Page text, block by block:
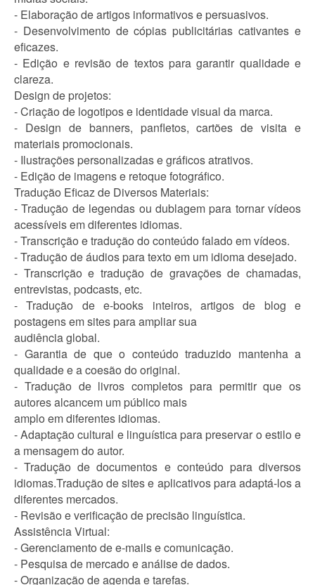
- Elaboração de artigos informativos e persuasivos.
- Desenvolvimento de cópias publicitárias cativantes e
eficazes.
- Edição e revisão de textos para garantir qualidade e
clareza.
Design de projetos:
- Criação de logotipos e identidade visual da marca.
- Design de banners, panfletos, cartões de visita e
materiais promocionais.
- Ilustrações personalizadas e gráficos atrativos.
- Edição de imagens e retoque fotográfico.
Tradução Eficaz de Diversos Materiais:
- Tradução de legendas ou dublagem para tornar vídeos
acessíveis em diferentes idiomas.
- Transcrição e tradução do conteúdo falado em vídeos.
- Tradução de áudios para texto em um idioma desejado.
- Transcrição e tradução de gravações de chamadas,
entrevistas, podcasts, etc.
- Tradução de e-books inteiros, artigos de blog e
postagens em sites para ampliar sua
audiência global.
- Garantia de que o conteúdo traduzido mantenha a
qualidade e a coesão do original.
- Tradução de livros completos para permitir que os
autores alcancem um público mais
amplo em diferentes idiomas.
- Adaptação cultural e linguística para preservar o estilo e
a mensagem do autor.
- Tradução de documentos e conteúdo para diversos
idiomas.Tradução de sites e aplicativos para adaptá-los a
diferentes mercados.
- Revisão e verificação de precisão linguística.
Assistência Virtual:
- Gerenciamento de e-mails e comunicação.
- Pesquisa de mercado e análise de dados.
- Organização de agenda e tarefas.